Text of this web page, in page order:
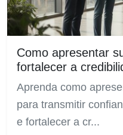
Como apresentar
fortalecer a
Aprenda como
para transmitir
e fortalecer a cr...